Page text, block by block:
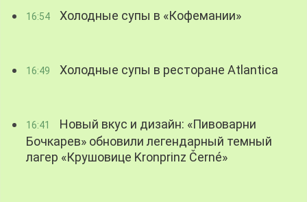
16:54 Холодные супы в «Кофемании»
16:49 Холодные супы в ресторане Atlantica
16:41
Новый вкус и дизайн: «Пивоварни
Бочкарев» обновили легендарный темный
лагер «Крушовице Kronprinz Černé»